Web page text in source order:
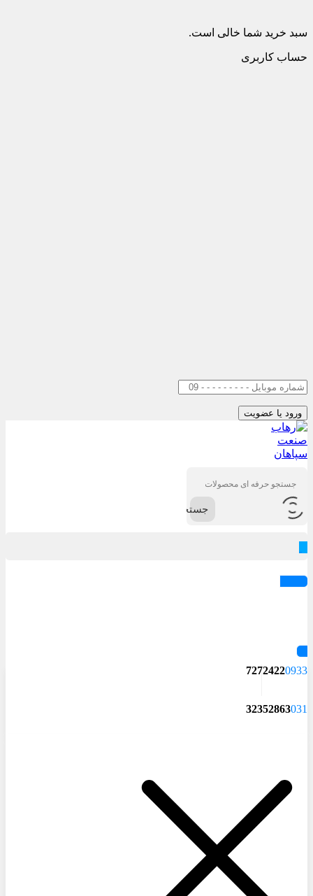
سبد خرید شما خالی است.
حساب کاربری
جستجو
72724220933
32352863031